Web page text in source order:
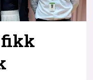
fikk